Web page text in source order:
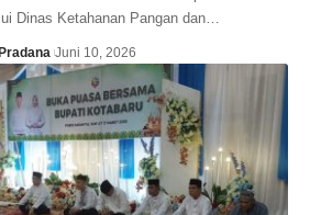
Dinas Ketahanan Pangan dan…
Juni 10, 2026